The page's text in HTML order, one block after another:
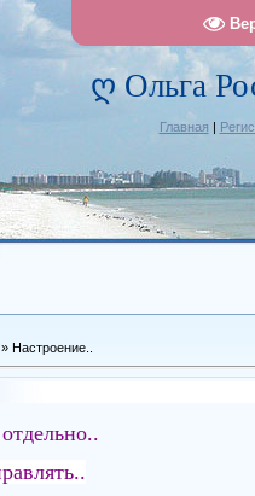
ღ Ольга
Главная |
» Настроение..